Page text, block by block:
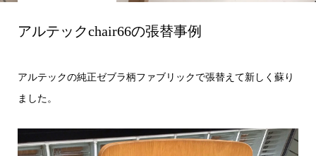
アルテックchair66の張替事例
アルテックの純正ゼブラ柄ファブリックで張替えて新しく蘇り
ました。